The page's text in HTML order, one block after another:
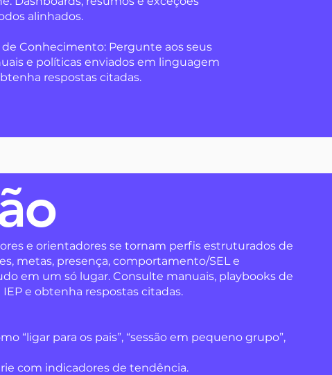
alinhados.
Conhecimento: Pergunte aos seus
e políticas enviados em linguagem
respostas citadas.
e orientadores se tornam perfis estruturados de
metas, presença, comportamento/SEL e
em um só lugar. Consulte manuais, playbooks de
e obtenha respostas citadas.​
“ligar para os pais”, “sessão em pequeno grupo”,
com indicadores de tendência.